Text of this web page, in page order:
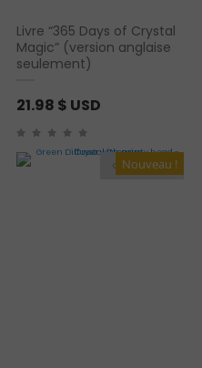
Livre “365 Days of Crystal
Magic” (version anglaise
seulement)
21.98 $ USD
Nouveau !